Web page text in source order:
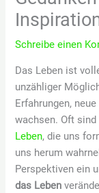
Schreibe einen
Das Leben ist
unzähliger
Erfahrungen,
wachsen. Oft
Leben, die uns
uns herum
Perspektiven ein
das Leben